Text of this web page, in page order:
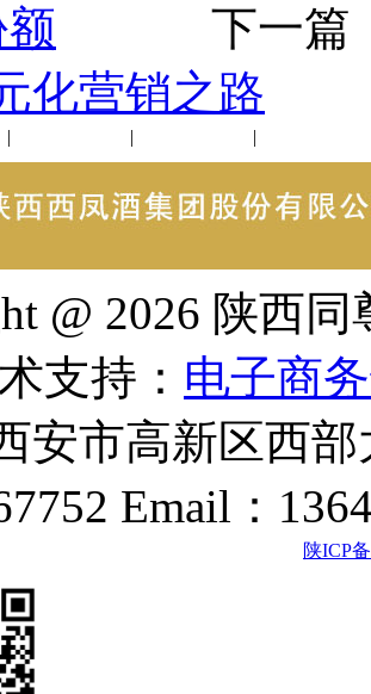
下一篇
化营销之路
| | |
@ 2026 陕西
支持： 电子商
安市高新区西
Email：
陕ICP